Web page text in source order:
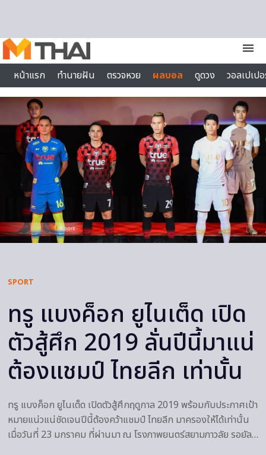
menu
หน้าแรก
ทำนายฝัน ตรวจหวย ผลบอล ดูดวง
วอลเปเป
ไลฟ์สไตล์
SPORT
ทรู แบงค็อก ยูไนเต็ด เปิด
ตัวสู้ศึก 2019 ลั่นปีนี้มาแน่
ต้องแชมป์ ไทยลีก เท่านั้น
ทรู แบงค็อก ยูไนเต็ด เปิดตัวสู้ศึกฤดูกาล 2019 พร้อมกับประกาศเป้า
หมายแน่วแน่ชัดเจนปีนี้ต้องคว้าแชมป์ ไทยลีก มาครองให้ได้เท่านั้น
เมื่อวันที่ 23 มกราคม ที่ผ่านมา ณ โรงภาพยนตร์สยามภาวลัย รอยัล…